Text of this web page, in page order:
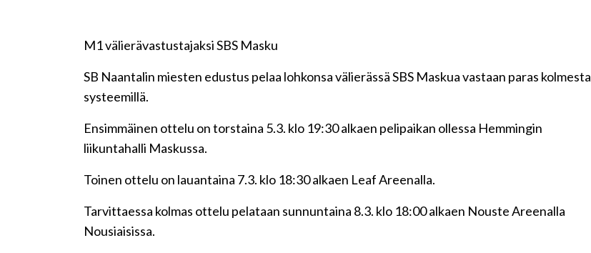
M1 välierävastustajaksi SBS Masku
SB Naantalin miesten edustus pelaa lohkonsa välierässä SBS Maskua vastaan paras kolmesta
systeemillä.
Ensimmäinen ottelu on torstaina 5.3. klo 19:30 alkaen pelipaikan ollessa Hemmingin
liikuntahalli Maskussa.
Toinen ottelu on lauantaina 7.3. klo 18:30 alkaen Leaf Areenalla.
Tarvittaessa kolmas ottelu pelataan sunnuntaina 8.3. klo 18:00 alkaen Nouste Areenalla
Nousiaisissa.